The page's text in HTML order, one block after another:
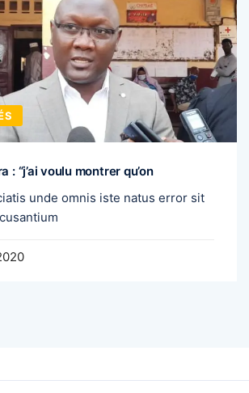
: “j’ai voulu montrer qu’on
unde omnis iste natus error sit